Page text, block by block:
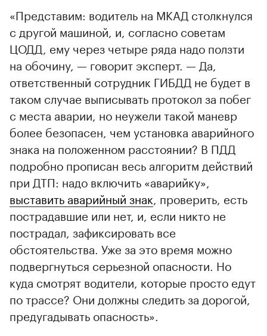
«Представим: водитель на МКАД столкнулся
с другой машиной, и, согласно советам
ЦОДД, ему через четыре ряда надо ползти
на обочину, — говорит эксперт. — Да,
ответственный сотрудник ГИБДД не будет в
таком случае выписывать протокол за побег
с места аварии, но неужели такой маневр
более безопасен, чем установка аварийного
знака на положенном расстоянии? В ПДД
подробно прописан весь алгоритм действий
при ДТП: надо включить «аварийку»,
выставить аварийный знак , проверить, есть
пострадавшие или нет, и, если никто не
пострадал, зафиксировать все
обстоятельства. Уже за это время можно
подвергнуться серьезной опасности. Но
куда смотрят водители, которые просто едут
по трассе? Они должны следить за дорогой,
предугадывать опасность».